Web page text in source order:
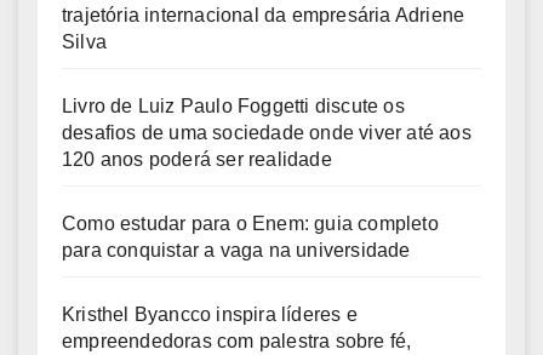
trajetória internacional da empresária Adriene
Silva
Livro de Luiz Paulo Foggetti discute os
desafios de uma sociedade onde viver até aos
120 anos poderá ser realidade
Como estudar para o Enem: guia completo
para conquistar a vaga na universidade
Kristhel Byancco inspira líderes e
empreendedoras com palestra sobre fé,